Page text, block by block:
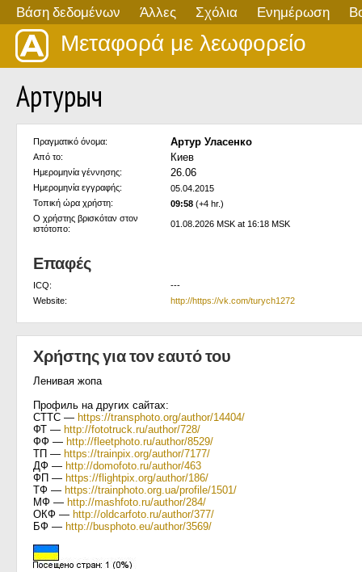
Βάση δεδομένων Άλλες Σχόλια Ενημέρωση
Μεταφορά με λεωφορείο
Артурыч
Πραγματικό όνομα: Артур Уласенко
Από το: Киев
Ημερομηνία γέννησης: 26.06
Ημερομηνία εγγραφής:
05.04.2015
Τοπική ώρα χρήστη:
09:58 (+4 hr.)
Ο χρήστης βρισκόταν στον
ιστότοπο:
01.08.2026 MSK at 16:18 MSK
Επαφές
ICQ:
---
Website:
http://https://vk.com/turych1272
Χρήστης για τον εαυτό του
Ленивая жопа
Профиль на других сайтах:
СТТС — https://transphoto.org/author/14404/
ФТ — http://fototruck.ru/author/728/
ФФ — http://fleetphoto.ru/author/8529/
ТП — https://trainpix.org/author/7177/
ДФ — http://domofoto.ru/author/463
ФП — https://flightpix.org/author/186/
ТФ — https://trainphoto.org.ua/profile/1501/
МФ — http://mashfoto.ru/author/284/
ОКФ — http://oldcarfoto.ru/author/377/
БФ — http://busphoto.eu/author/3569/